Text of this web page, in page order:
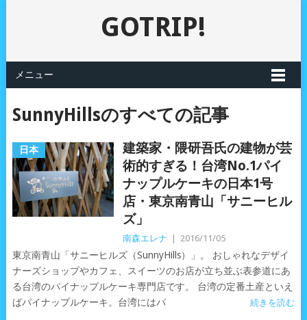
GOTRIP!
メニュー
SunnyHillsのすべての記事
日本
建築家・隈研吾氏の建物が芸
術的すぎる！台湾No.1パイ
ナップルケーキの日本1号
店・東京南青山「サニーヒル
ズ」
南森エレナ 2016/11/05
東京南青山「サニーヒルズ（SunnyHills）」。 おしゃれなデザイ
ナーズショップやカフェ、スイーツのお店が立ち並ぶ表参道にあ
る台湾のパイナップルケーキ専門店です。 台湾の定番土産といえ
ばパイナップルケーキ。台湾にはパ
続きを読む